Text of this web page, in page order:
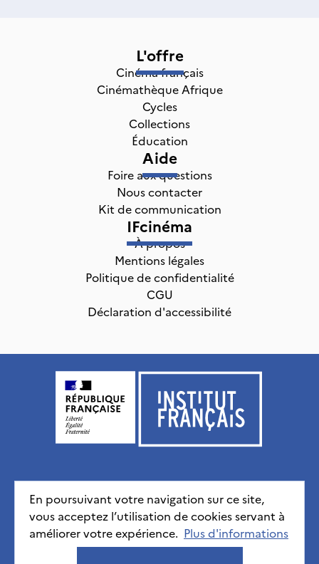
En poursuivant votre navigation sur ce site,
vous acceptez l’utilisation de cookies servant à
améliorer votre expérience. Plus d'informations
L'offre
Cinéma français
Cinémathèque Afrique
Cycles
Collections
Éducation
Aide
Foire aux questions
Nous contacter
Kit de communication
IFcinéma
À propos
Mentions légales
Politique de confidentialité
CGU
Déclaration d'accessibilité
Institut français, tous droits réservés 2026
Mentions légales Politique de confidentialité
CGU
Déclaration d'accessibilité